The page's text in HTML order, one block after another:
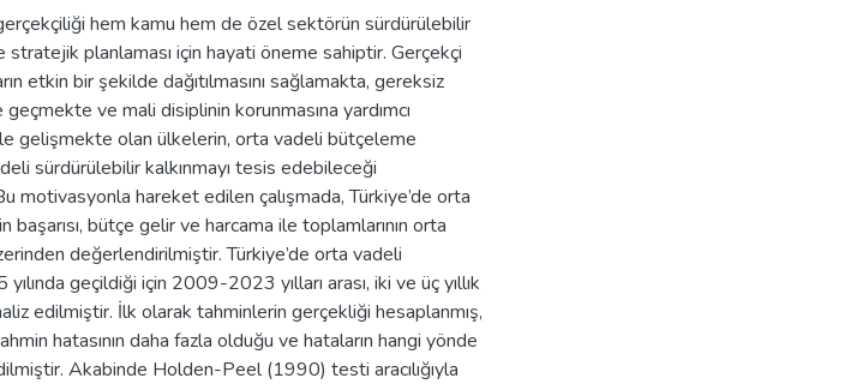
hem kamu hem de özel sektörün sürdürülebilir
planlaması için hayati öneme sahiptir. Gerçekçi
etkin bir şekilde dağıtılmasını sağlamakta, gereksiz
geçmekte ve mali disiplinin korunmasına yardımcı
gelişmekte olan ülkelerin, orta vadeli bütçeleme
sürdürülebilir kalkınmayı tesis edebileceği
motivasyonla hareket edilen çalışmada, Türkiye’de orta
bütçe gelir ve harcama ile toplamlarının orta
değerlendirilmiştir. Türkiye’de orta vadeli
geçildiği için 2009-2023 yılları arası, iki ve üç yıllık
edilmiştir. İlk olarak tahminlerin gerçekliği hesaplanmış,
hatasının daha fazla olduğu ve hataların hangi yönde
Akabinde Holden-Peel (1990) testi aracılığıyla